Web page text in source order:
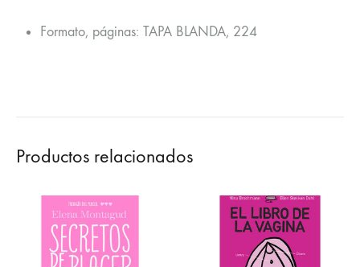
Formato, páginas: TAPA BLANDA, 224
Productos relacionados